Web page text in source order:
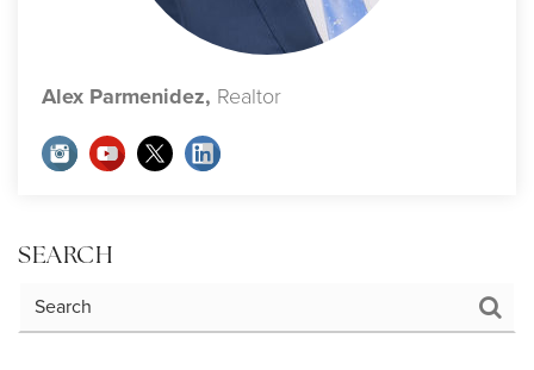
Alex Parmenidez, Realtor
SEARCH